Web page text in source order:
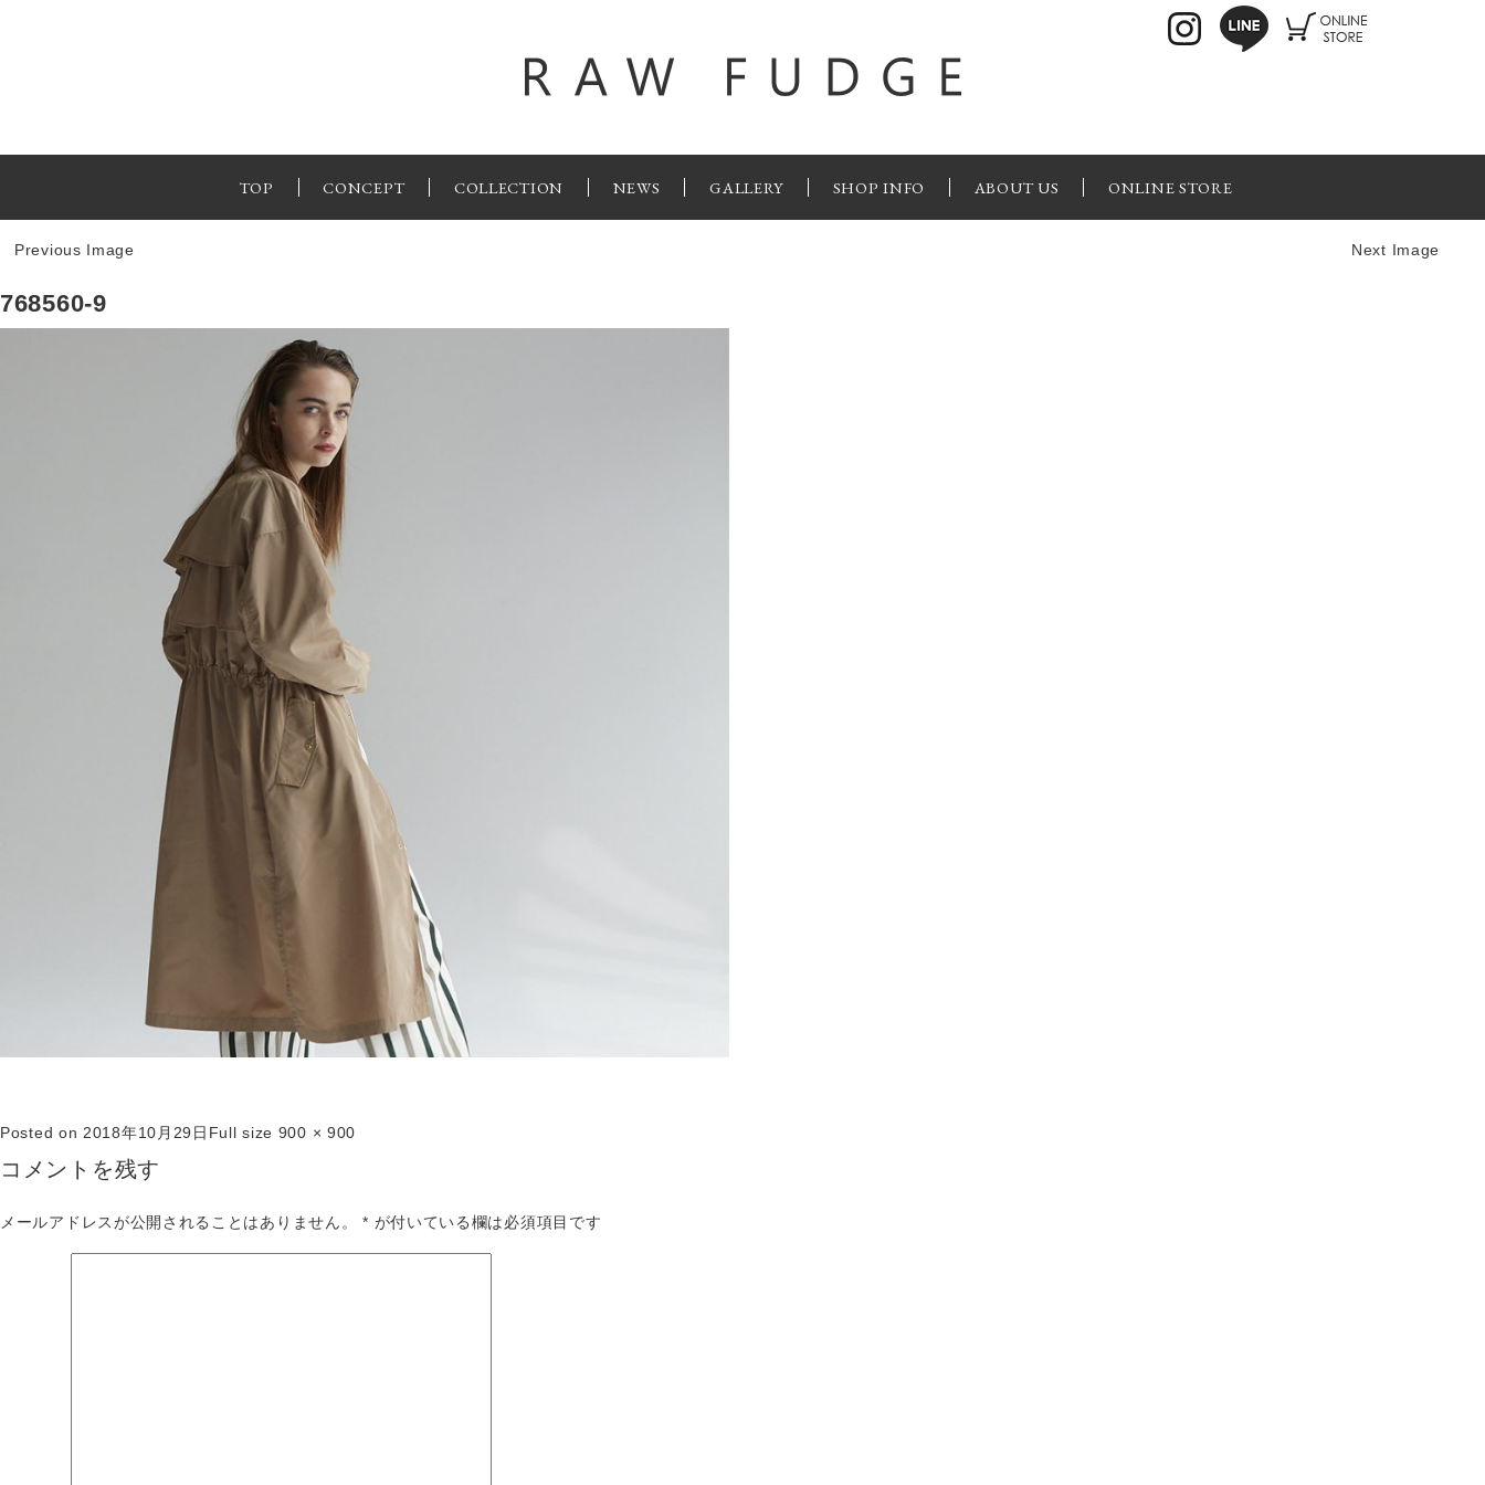
TOP CONCEPT COLLECTION NEWS GALLERY SHOP INFO ABOUT US ONLINE STORE
Previous Image Next Image
768560-9
Posted on 2018年10月29日 Full size 900 × 900
コメントを残す
メールアドレスが公開されることはありません。 * が付いている欄は必須項目です